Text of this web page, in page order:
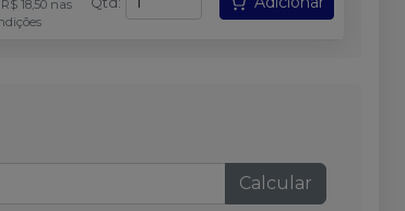
R$ 18,50 nas
Calcular